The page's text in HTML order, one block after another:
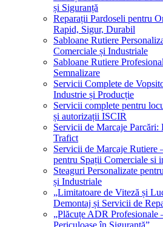
și Siguranță
Reparații Pardoseli pentru
Rapid, Sigur, Durabil
Sabloane Rutiere
Comerciale și Industriale
Sabloane Rutiere
Semnalizare
Servicii Complete de
Industrie și Producție
Servicii complete pentru
și autorizații ISCIR
Servicii de Marcaje
Trafict
Servicii de Marcaje Rutiere
pentru Spații Comerciale si
Steaguri Personalizate
și Industriale
„Limitatoare de Viteză și
Demontaj și Servicii de
„Plăcuțe ADR Profesionale
Periculoase în Siguranță”